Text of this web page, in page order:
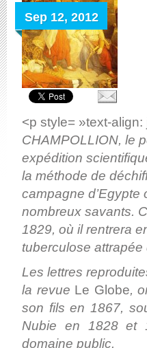
Sep 12, 2012
<p style= »text-align:
CHAMPOLLION, le
expédition
la méthode de
campagne
nombreux savants.
1829, où il rentrera
tuberculose
Les lettres
la revue Le Globe,
son fils en 1867,
Nubie en 1828 et
domaine public.